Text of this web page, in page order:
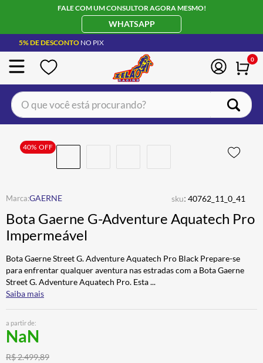
FALE COM UM CONSULTOR AGORA MESMO!
WHATSAPP
5% DE DESCONTO NO PIX
0
O que você está procurando?
40% OFF
GAERNE sku: 40762_11_0_41
Bota Gaerne G-Adventure Aquatech Pro
Impermeável
Bota Gaerne Street G. Adventure Aquatech Pro Black Prepare-se
para enfrentar qualquer aventura nas estradas com a Bota Gaerne
Street G. Adventure Aquatech Pro. Esta...
Saiba mais
a partir de:
NaN
R$2.499,89
1º CAPACETE LS2
BOTA
7º CALÇA
8º ALPINESTAR
9º AIROH
10º